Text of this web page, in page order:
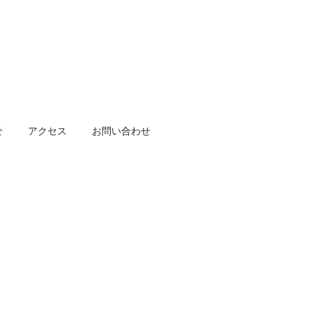
アクセス お問い合わせ